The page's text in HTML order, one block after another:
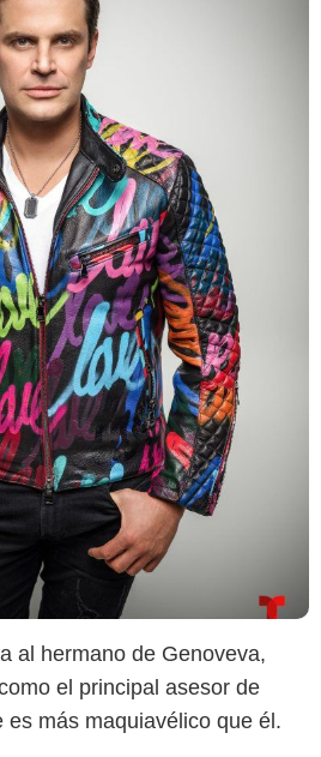
al hermano de Genoveva,
el principal asesor de
es más maquiavélico que él.